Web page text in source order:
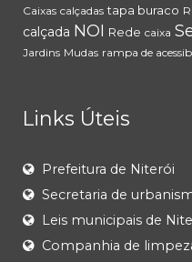
Caixas calçadas tapa buraco
calçada NOI Rede caixa
Jardins Mudas rampa de
Links Úteis
Prefeitura de Niterói
Secretaria de
Leis municipais de
Companhia de